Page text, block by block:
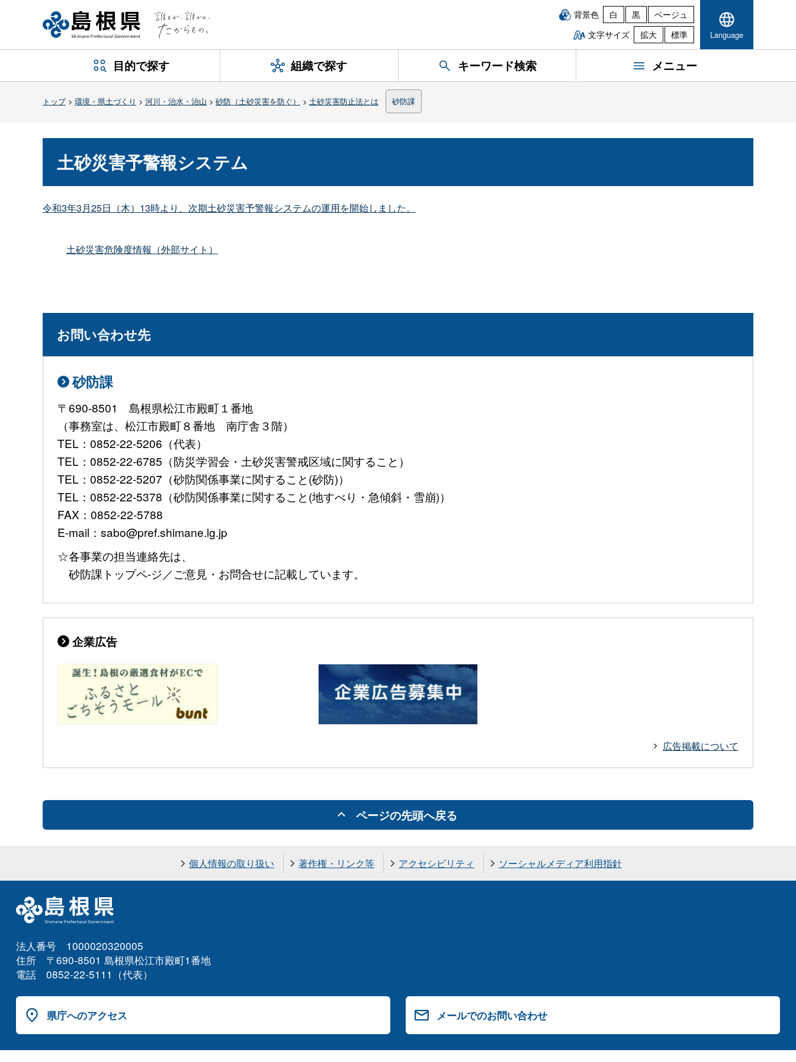
背景色 白 黒
ベージュ
文字サイズ
拡大 標準 Language
目的で探す 組織で探す キーワード検索 メニュー
トップ> 環境・県土づくり > 河川・治水・治山 > 砂防（土砂災害を防ぐ） > 土砂災害防止法とは 砂防課
土砂災害予警報システム
令和3年3月25日（木）13時より、次期土砂災害予警報システムの運用を開始しました。
土砂災害危険度情報（外部サイト）
お問い合わせ先
砂防課
〒690-8501 島根県松江市殿町１番地
（事務室は、松江市殿町８番地 南庁舎３階）
TEL：0852-22-5206（代表）
TEL：0852-22-6785（防災学習会・土砂災害警戒区域に関すること）
TEL：0852-22-5207（砂防関係事業に関すること(砂防)）
TEL：0852-22-5378（砂防関係事業に関すること(地すべり・急傾斜・雪崩)）
FAX：0852-22-5788
E-mail：sabo@pref.shimane.lg.jp
☆各事業の担当連絡先は、
砂防課トップペ-ジ／ご意見・お問合せに記載しています。
企業広告
広告掲載について
ページの先頭へ戻る
個人情報の取り扱い 著作権・リンク等 アクセシビリティ ソーシャルメディア利用指針
法人番号 1000020320005
住所 〒690-8501 島根県松江市殿町1番地
電話 0852-22-5111（代表）
県庁へのアクセス メールでのお問い合わせ